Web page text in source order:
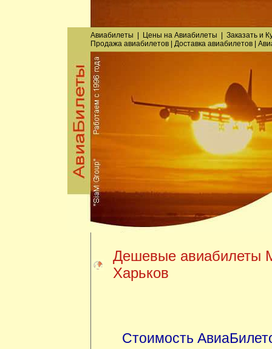
Авиабилеты Цены на Авиабилеты Заказатьи
Продажа авиабилетов| Доставка авиабилетов|
Дешевые авиабилеты
Харьков
Стоимость